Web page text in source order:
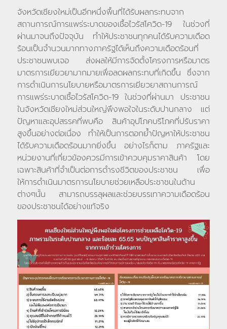
จังหวัดเชียงใหม่เป็นอีกหนึ่งพื้นที่ได้รับผลกระทบจาก
สถานการณ์การแพร่ระบาดของเชื้อไวรัสโควิด-19 ในช่วงที่
ผ่านมาจนถึงปัจจุบัน ทำให้ประชาชนทุกคนได้รับความเดือด
ร้อนเป็นจำนวนมากทางภาครัฐได้เห็นถึงความเดือดร้อนที่
ประชาชนพบเจอ ส่งผลให้มีการจัดตั้งโครงการหรือมาตร
มาตรการเยียวยามากมายเพื่อลดผลกระทบที่เกิดขึ้น ซึ่งจาก
การดำเนินการนโยบายหรือมาตรการเยียวยาสถานการณ์
การแพร่ระบาดเชื้อไวรัสโควิด-19 ในช่วงที่ผ่านมา ประชาชน
ในจังหวัดเชียงใหม่ส่วนใหญ่พึงพอใจในระดับปานกลาง แต่
ปัญหาและอุปสรรคที่พบคือ สินค้าอุปโภคบริโภคที่ปรับราคา
สูงขึ้นอย่างต่อเนื่อง ทำให้เป็นการตอกย้ำปัญหาให้ประชาชน
ได้รับความเดือดร้อนมากยิ่งขึ้น อย่างไรก็ตาม ภาครัฐและ
หน่วยงานที่เกี่ยวข้องควรมีการเข้าควบคุมราคาสินค้า โดย
เฉพาะสินค้าที่จำเป็นต่อการดำรงชีวิตของประชาชน เพื่อ
ให้การดำเนินมาตรการนโยบายช่วยเหลือประชาชนในด้าน
ต่างๆนั้น สามารถบรรลุผลและช่วยบรรเทาความเดือดร้อน
ของประชาชนได้อย่างแท้จริง